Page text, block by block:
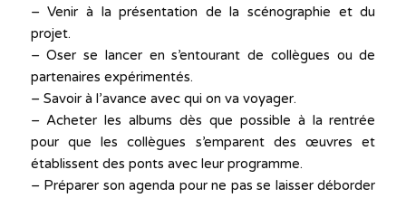
– Venir à la présentation de la scénographie et du
projet.
– Oser se lancer en s’entourant de collègues ou de
partenaires expérimentés.
– Savoir à l’avance avec qui on va voyager.
– Acheter les albums dès que possible à la rentrée
pour que les collègues s’emparent des œuvres et
établissent des ponts avec leur programme.
– Préparer son agenda pour ne pas se laisser déborder